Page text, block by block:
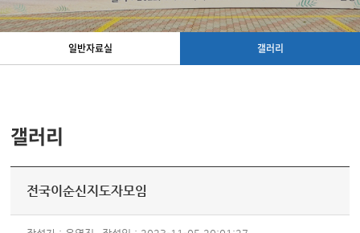
일반자료실 갤러리
갤러리
전국이순신지도자모임